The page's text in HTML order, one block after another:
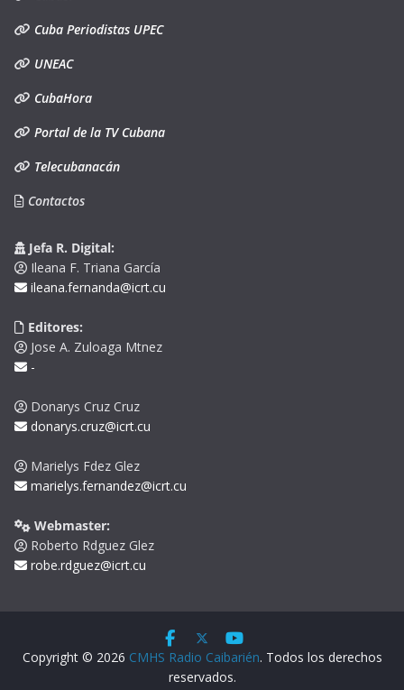
Cuba Periodistas UPEC
UNEAC
CubaHora
Portal de la TV Cubana
Telecubanacán
Contactos
Jefa R. Digital:
Ileana F. Triana García
ileana.fernanda@icrt.cu
Editores:
Jose A. Zuloaga Mtnez
-
Donarys Cruz Cruz
donarys.cruz@icrt.cu
Marielys Fdez Glez
marielys.fernandez@icrt.cu
Webmaster:
Roberto Rdguez Glez
robe.rdguez@icrt.cu
Copyright © 2026 CMHS Radio Caibarién. Todos los derechos
reservados.